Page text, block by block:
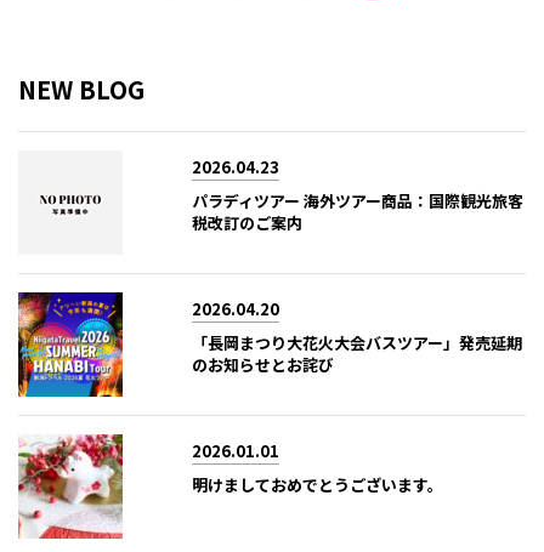
NEW BLOG
2026.04.23
パラディツアー 海外ツアー商品：国際観光旅客
税改訂のご案内
2026.04.20
「長岡まつり大花火大会バスツアー」発売延期
のお知らせとお詫び
2026.01.01
明けましておめでとうございます。